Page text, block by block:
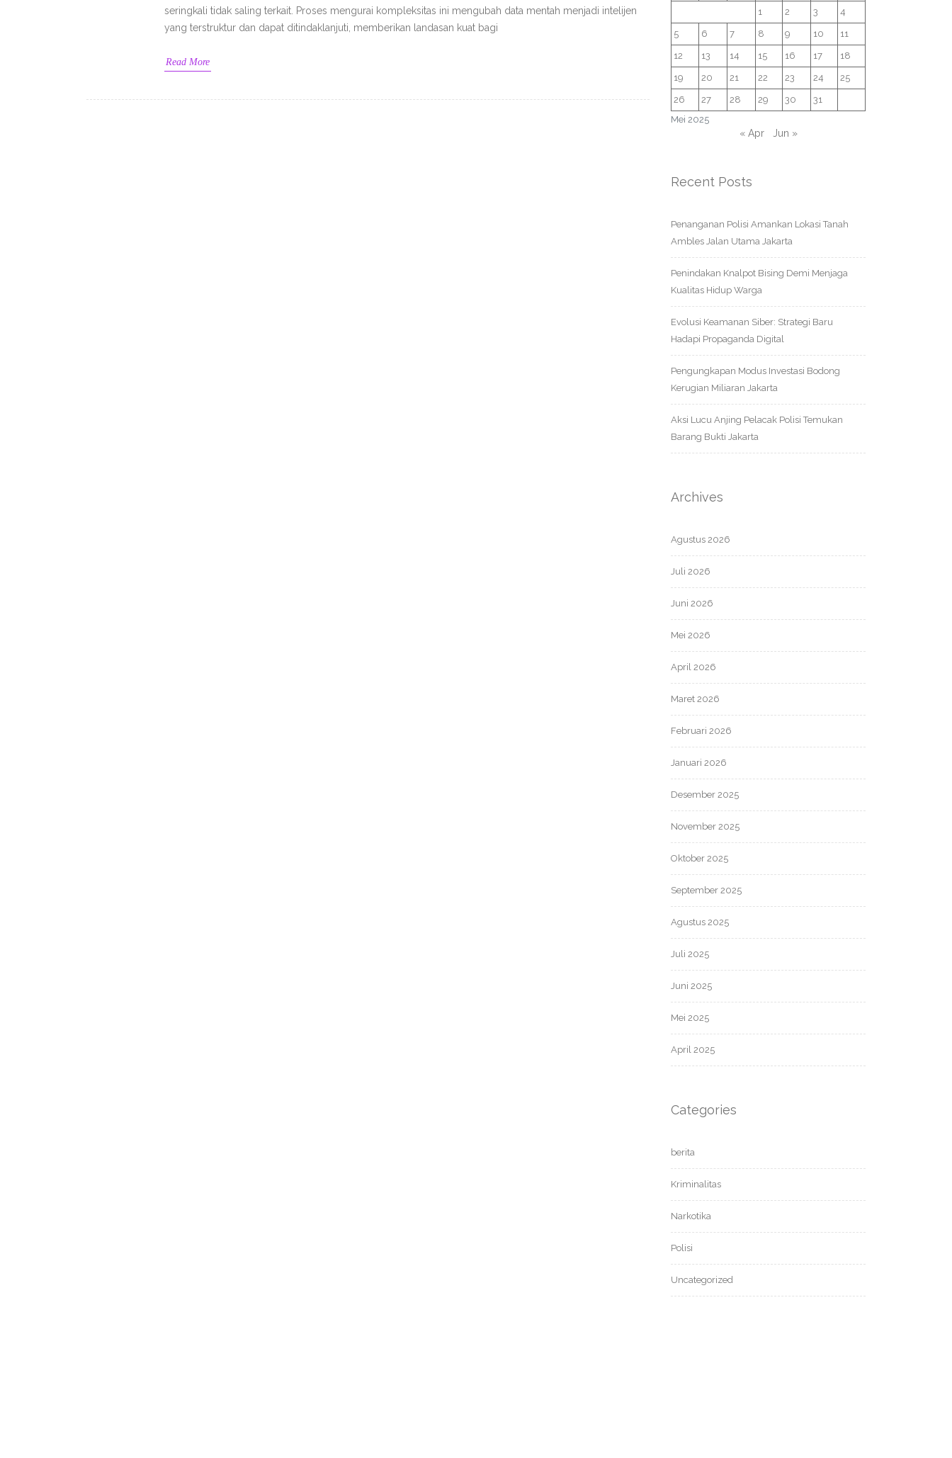
seringkali tidak saling terkait. Proses mengurai kompleksitas ini mengubah data mentah menjadi intelijen
yang terstruktur dan dapat ditindaklanjuti, memberikan landasan kuat bagi
Read More
Mei 2025
1 2 3 4
5 6 7 8 9 10 11
12 13 14 15 16 17 18
19 20 21 22 23 24 25
26 27 28 29 30 31
« Apr Jun »
Recent Posts
Penanganan Polisi Amankan Lokasi Tanah
Ambles Jalan Utama Jakarta
Penindakan Knalpot Bising Demi Menjaga
Kualitas Hidup Warga
Evolusi Keamanan Siber: Strategi Baru
Hadapi Propaganda Digital
Pengungkapan Modus Investasi Bodong
Kerugian Miliaran Jakarta
Aksi Lucu Anjing Pelacak Polisi Temukan
Barang Bukti Jakarta
Archives
Agustus 2026
Juli 2026
Juni 2026
Mei 2026
April 2026
Maret 2026
Februari 2026
Januari 2026
Desember 2025
November 2025
Oktober 2025
September 2025
Agustus 2025
Juli 2025
Juni 2025
Mei 2025
April 2025
Categories
berita
Kriminalitas
Narkotika
Polisi
Uncategorized